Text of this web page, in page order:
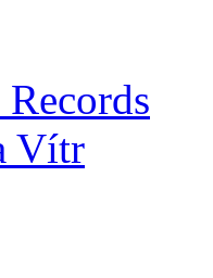
Vítr